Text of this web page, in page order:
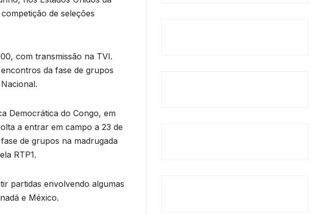
de seleções
com transmissão na TVI.
da fase de grupos
Democrática do Congo, em
a entrar em campo a 23 de
de grupos na madrugada
RTP1.
partidas envolvendo algumas
e México.